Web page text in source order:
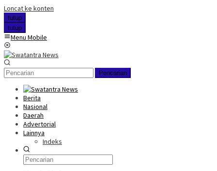
Loncat ke konten
tutup
tutup
Menu Mobile
Pencarian
Berita
Nasional
Daerah
Advertorial
Lainnya
Indeks